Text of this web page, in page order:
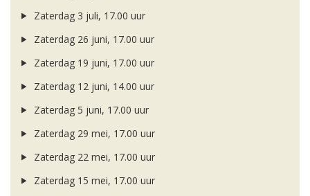
Zaterdag 3 juli, 17.00 uur
Zaterdag 26 juni, 17.00 uur
Zaterdag 19 juni, 17.00 uur
Zaterdag 12 juni, 14.00 uur
Zaterdag 5 juni, 17.00 uur
Zaterdag 29 mei, 17.00 uur
Zaterdag 22 mei, 17.00 uur
Zaterdag 15 mei, 17.00 uur